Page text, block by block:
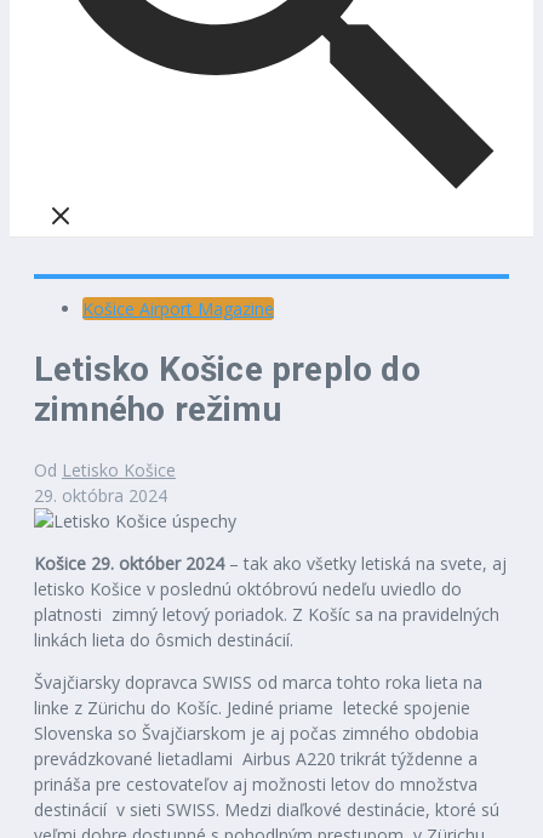
Košice Airport Magazine
Letisko Košice preplo do
zimného režimu
Od Letisko Košice
29. októbra 2024
Košice 29. október 2024 – tak ako všetky letiská na svete, aj
letisko Košice v poslednú októbrovú nedeľu uviedlo do
platnosti zimný letový poriadok. Z Košíc sa na pravidelných
linkách lieta do ôsmich destinácií.
Švajčiarsky dopravca SWISS od marca tohto roka lieta na
linke z Zürichu do Košíc. Jediné priame letecké spojenie
Slovenska so Švajčiarskom je aj počas zimného obdobia
prevádzkované lietadlami Airbus A220 trikrát týždenne a
prináša pre cestovateľov aj možnosti letov do množstva
destinácií v sieti SWISS. Medzi diaľkové destinácie, ktoré sú